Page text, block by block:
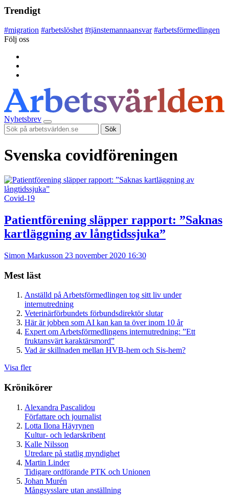
Trendigt
#migration #arbetslöshet #tjänstemannaansvar #arbetsförmedlingen
Följ oss
Nyhetsbrev
Sök
Svenska covidföreningen
Covid-19
Patientförening släpper rapport: ”Saknas
kartläggning av långtidssjuka”
Simon Markusson 23 november 2020 16:30
Mest läst
Anställd på Arbetsförmedlingen tog sitt liv under
internutredning
Veterinärförbundets förbundsdirektör slutar
Här är jobben som AI kan kan ta över inom 10 år
Expert om Arbetsförmedlingens internutredning: ”Ett
fruktansvärt karaktärsmord”
Vad är skillnaden mellan HVB-hem och Sis-hem?
Visa fler
Krönikörer
Alexandra Pascalidou
Författare och journalist
Lotta Ilona Häyrynen
Kultur- och ledarskribent
Kalle Nilsson
Utredare på statlig myndighet
Martin Linder
Tidigare ordförande PTK och Unionen
Johan Murén
Mångsysslare utan anställning